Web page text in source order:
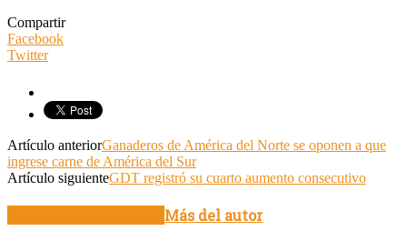
Compartir
Facebook
Twitter
Artículo anteriorGanaderos de América del Norte se oponen a que
ingrese carne de América del Sur
Artículo siguienteGDT registró su cuarto aumento consecutivo
Más del autor